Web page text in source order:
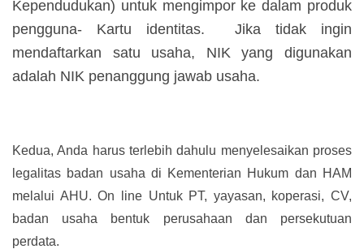
Kependudukan) untuk mengimpor ke dalam produk
pengguna- Kartu identitas. Jika tidak ingin
mendaftarkan satu usaha, NIK yang digunakan
adalah NIK penanggung jawab usaha.
Kedua, Anda harus terlebih dahulu menyelesaikan proses
legalitas badan usaha di Kementerian Hukum dan HAM
melalui AHU. On line Untuk PT, yayasan, koperasi, CV,
badan usaha bentuk perusahaan dan persekutuan
perdata.